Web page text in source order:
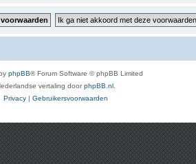
phpBB® Forum Software © phpBB Limited
vertaling doorphpBB.nl
Privacy | Gebruikersvoorwaarden